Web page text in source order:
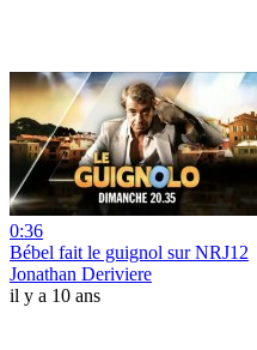
0:36
Bébel fait le guignol sur NRJ12
Jonathan Deriviere
il y a 10 ans